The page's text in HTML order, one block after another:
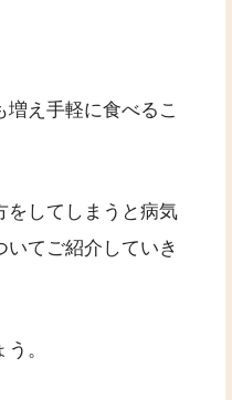
え手軽に食べるこ
をしてしまうと病気
てご紹介していき
。